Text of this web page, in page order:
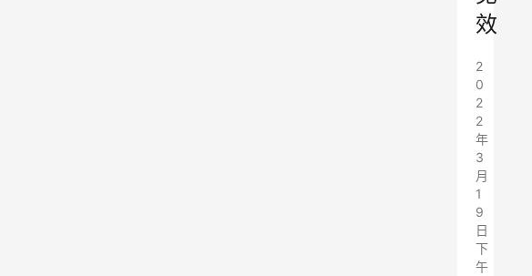
效
2
0
2
2
年
3
月
1
9
日
下
午